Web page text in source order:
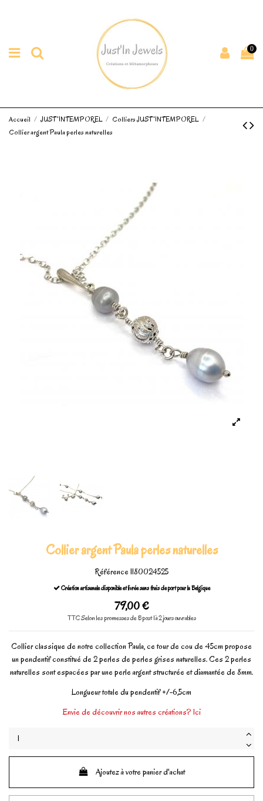
0
Accueil JUST'INTEMPOREL
Colliers JUST'INTEMPOREL
Collier argent Paula perles naturelles
Collier argent Paula perles naturelles
Référence1180024525
Création artisanale disponible et livrée sans frais de port pour la Belgique
79,00 €
TTCSelon les promesses de Bpost 1à 2 jours ouvrables
Collier classique de notre collection Paula, ce tour de cou de 45cm propose
un pendentif constitué de 2 perles de perles grises naturelles. Ces 2 perles
naturelles sont espacées par une perle argent structurée et diamantée de 8mm.
Longueur totale du pendentif +/-6,5cm
Envie de découvrir nos autres créations? Ici
Ajoutez à votre panier d'achat